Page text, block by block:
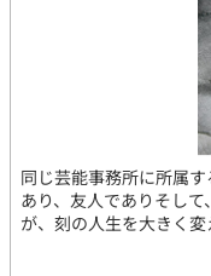
同じ芸能事務所に所属
あり、友人でありそし
が、刻の人生を大きく